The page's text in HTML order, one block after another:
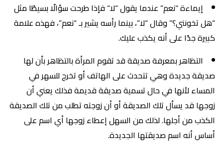
إيماءة “نعم” عندما يقول “لا“ فإذا طرحت سؤالًا بسيطًا مثل
“هل تخونني؟” وقال “لا”، بينما رأسه يشير بـ “نعم”، فهذه علامة
كبيرة جدًا على أنه يكذب عليك.
التظاهر بمعرفة صديقة قد تقوم المرأة بالتظاهر بأن لها
صديقة جديدة وهي تتحدث على الهاتف أو تخرج للسهر في
المساء لأنها في حال تسمية صديقة قديمة فذلك يعني أن
زوجها قد يسأل تلك الصديقة أو أن زوجته تطلب من تلك الصديقة
الكذب من أجلها. لذلك من السهل إعطاء زوجها أي اسم على
أساس أنه اسم صديقتها الجديدة.